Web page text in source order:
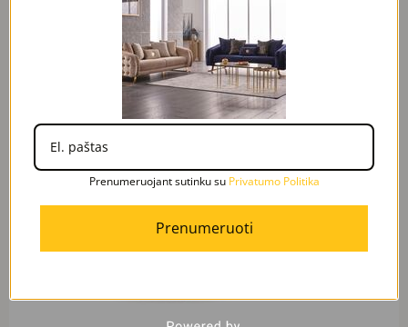
is:
72,90 €.
Prenumeruojant sutinku su Privatumo Politika
Prenumeruoti